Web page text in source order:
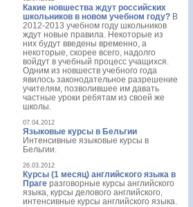
Какие новшества ждут российских
школьников в новом учебном году?В
2012-2013 учебном году школьников
ждут новые правила. Некоторые из
них будут введены временно, а
некоторые, скорее всего, надолго
войдут в учебный процесс учащихся.
Одним из новшеств учебного года
явилось законодательное разрешение
учителям, позволившее им давать
частные уроки ребятам из своей же
школы.
07.04.2012
Языковые курсы в Бельгии
Интенсивные языковые курсы в
Бельгии.
26.03.2012
Курсы (1 месяц) английского языка в
Прагеразговорные курсы английского
языка, курсы делового английского,
интенсивные курсы английского языка.